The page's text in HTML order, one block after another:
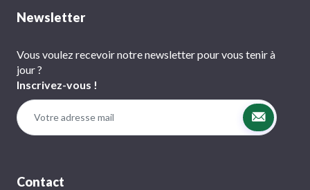
Newsletter
Vous voulez recevoir notre newsletter pour vous tenir à
jour ?
Inscrivez-vous !
Contact